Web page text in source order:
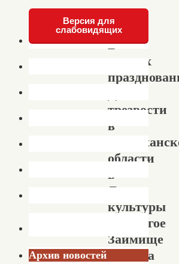
В
рамках
трезвости
в
области
в
Доме
культуры
с.Пологое
Займище
прошла
Версия для
слабовидящих
Архив новостей